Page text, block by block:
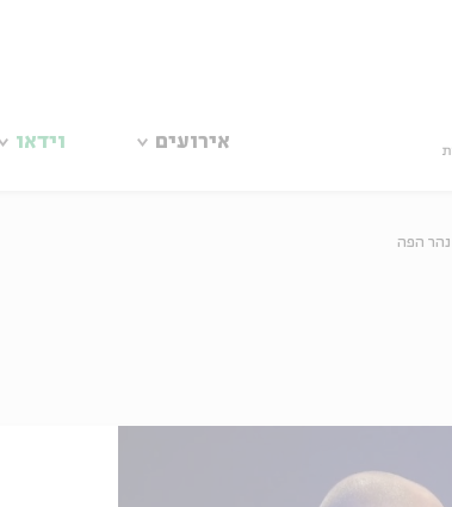
אירועים וידאו
נהר הפה